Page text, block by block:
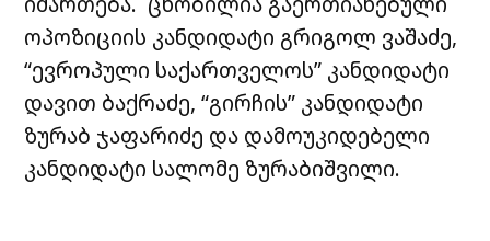
ოპოზიციის კანდიდატი გრიგოლ ვაშაძე,
“ევროპული საქართველოს” კანდიდატი
დავით ბაქრაძე, “გირჩის” კანდიდატი
ზურაბ ჯაფარიძე და დამოუკიდებელი
კანდიდატი სალომე ზურაბიშვილი.